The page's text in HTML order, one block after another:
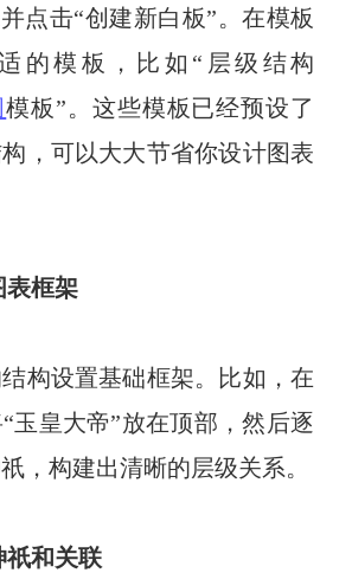
点击“创建新白板”。在模板
的模板，比如“层级结构
模板”。这些模板已经预设了
，可以大大节省你设计图表
表框架
构设置基础框架。比如，在
玉皇大帝”放在顶部，然后逐
，构建出清晰的层级关系。
祇和关联